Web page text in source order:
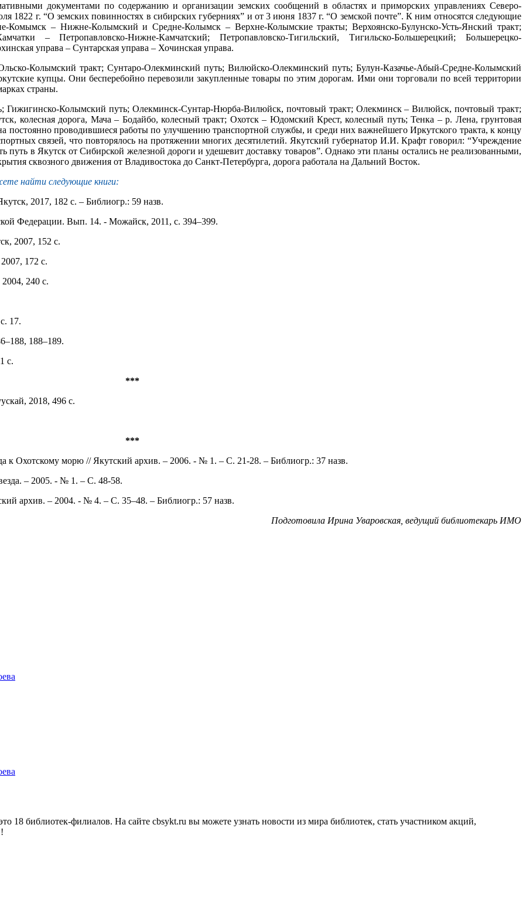
документами по содержанию и организации земских сообщений в областях и приморских управлениях Северо-
1822 г. “О земских повинностях в сибирских губерниях” и от 3 июня 1837 г. “О земской почте”. К ним относятся следующие
– Нижне-Колымский и Средне-Колымск – Верхне-Колымские тракты; Верхоянско-Булунско-Усть-Янский тракт;
– Петропавловско-Нижне-Камчатский; Петропавловско-Тигильский, Тигильско-Большерецкий; Большерецко-
управа – Сунтарская управа – Хочинская управа.
Колымский тракт; Сунтаро-Олекминский путь; Вилюйско-Олекминский путь; Булун-Казачье-Абый-Средне-Колымский
купцы. Они бесперебойно перевозили закупленные товары по этим дорогам. Ими они торговали по всей территории
страны.
Гижигинско-Колымский путь; Олекминск-Сунтар-Нюрба-Вилюйск, почтовый тракт; Олекминск – Вилюйск, почтовый тракт;
колесная дорога, Мача – Бодайбо, колесный тракт; Охотск – Юдомский Крест, колесный путь; Тенка – р. Лена, грунтовая
постоянно проводившиеся работы по улучшению транспортной службы, и среди них важнейшего Иркутского тракта, к концу
связей, что повторялось на протяжении многих десятилетий. Якутский губернатор И.И. Крафт говорил: “Учреждение
путь в Якутск от Сибирской железной дороги и удешевит доставку товаров”. Однако эти планы остались не реализованными,
сквозного движения от Владивостока до Санкт-Петербурга, дорога работала на Дальний Восток.
найти следующие книги:
2017, 182 с. – Библиогр.: 59 назв.
Федерации. Вып. 14. - Можайск, 2011, с. 394–399.
2007, 152 с.
172 с.
240 с.
17.
188–189.
с.
***
2018, 496 с.
***
к Охотскому морю // Якутский архив. – 2006. - № 1. – С. 21-28. – Библиогр.: 37 назв.
– 2005. - № 1. – С. 48-58.
архив. – 2004. - № 4. – С. 35–48. – Библиогр.: 57 назв.
Подготовила Ирина Уваровская, ведущий библиотекарь ИМО
18 библиотек-филиалов. На сайте cbsykt.ru вы можете узнать новости из мира библиотек, стать участником акций,